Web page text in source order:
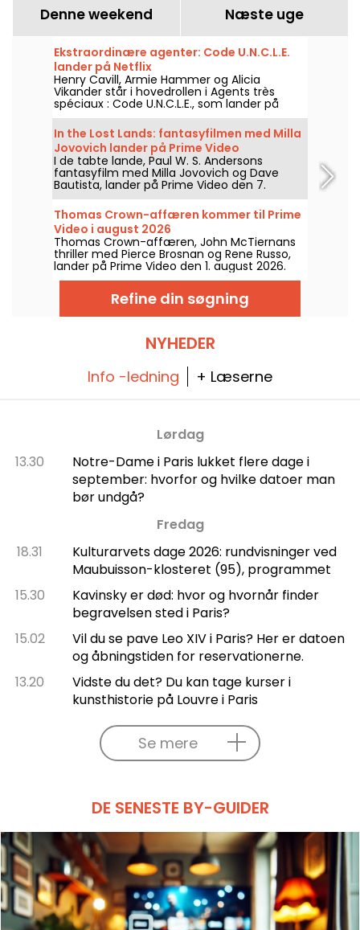
Denne weekend Næste uge
Ekstraordinære agenter: Code U.N.C.L.E.
lander på Netflix
Henry Cavill, Armie Hammer og Alicia
Vikander står i hovedrollen i Agents très
spéciaux : Code U.N.C.L.E., som lander på
Netflix den 6. august 2026.
In the Lost Lands: fantasyfilmen med Milla
Jovovich lander på Prime Video
I de tabte lande, Paul W. S. Andersons
fantasyfilm med Milla Jovovich og Dave
Bautista, lander på Prime Video den 7.
august 2026.
Thomas Crown-affæren kommer til Prime
Video i august 2026
Thomas Crown-affæren, John McTiernans
thriller med Pierce Brosnan og Rene Russo,
lander på Prime Video den 1. august 2026.
Refine din søgning
NYHEDER
Info -ledning + Læserne
Lørdag
13.30
Notre-Dame i Paris lukket flere dage i
september: hvorfor og hvilke datoer man
bør undgå?
Fredag
18.31
Kulturarvets dage 2026: rundvisninger ved
Maubuisson-klosteret (95), programmet
15.30
Kavinsky er død: hvor og hvornår finder
begravelsen sted i Paris?
15.02
Vil du se pave Leo XIV i Paris? Her er datoen
og åbningstiden for reservationerne.
13.20
Vidste du det? Du kan tage kurser i
kunsthistorie på Louvre i Paris
Se mere
DE SENESTE BY-GUIDER